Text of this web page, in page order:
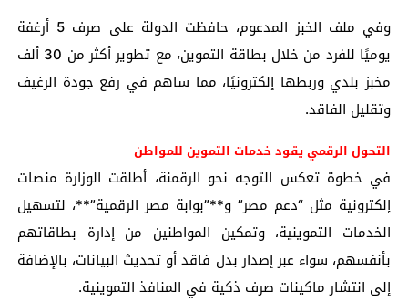
وفي ملف الخبز المدعوم، حافظت الدولة على صرف 5 أرغفة
يوميًا للفرد من خلال بطاقة التموين، مع تطوير أكثر من 30 ألف
مخبز بلدي وربطها إلكترونيًا، مما ساهم في رفع جودة الرغيف
وتقليل الفاقد.
التحول الرقمي يقود خدمات التموين للمواطن
في خطوة تعكس التوجه نحو الرقمنة، أطلقت الوزارة منصات
إلكترونية مثل “دعم مصر” و**”بوابة مصر الرقمية”**، لتسهيل
الخدمات التموينية، وتمكين المواطنين من إدارة بطاقاتهم
بأنفسهم، سواء عبر إصدار بدل فاقد أو تحديث البيانات، بالإضافة
إلى انتشار ماكينات صرف ذكية في المنافذ التموينية.